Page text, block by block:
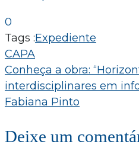
0
Tags :Expediente
Navegação
de
Post
CAPA
Conheça a obra:
interdisciplinares em
Fabiana Pinto
Deixe um